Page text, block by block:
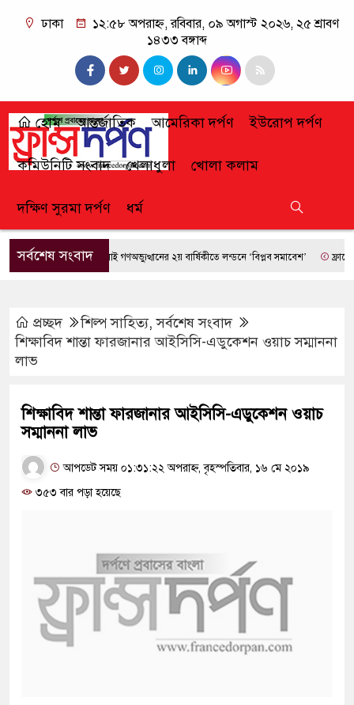
ঢাকা
১২:৫৮ অপরাহ্ন, রবিবার, ০৯ অগাস্ট ২০২৬, ২৫ শ্রাবণ
১৪৩৩ বঙ্গাব্দ
হোম আন্তর্জাতিক আমেরিকা দর্পণ ইউরোপ দর্পণ
কমিউনিটি সংবাদ খেলাধুলা খোলা কলাম
দক্ষিণ সুরমা দর্পণ ধর্ম
সর্বশেষ সংবাদজুলাই গণঅভ্যুত্থানের ২য় বার্ষিকীতে লন্ডনে ‘বিপ্লব সমাবেশ’ ফ্রান্সে
প্রচ্ছদ শিল্প সাহিত্য,সর্বশেষ সংবাদ
শিক্ষাবিদ শান্তা ফারজানার আইসিসি-এডুকেশন ওয়াচ সম্মাননা
লাভ
শিক্ষাবিদ শান্তা ফারজানার আইসিসি-এডুকেশন ওয়াচ
সম্মাননা লাভ
আপডেট সময় ০১:৩১:২২ অপরাহ্ন, বৃহস্পতিবার, ১৬ মে ২০১৯
৩৫৩ বার পড়া হয়েছে